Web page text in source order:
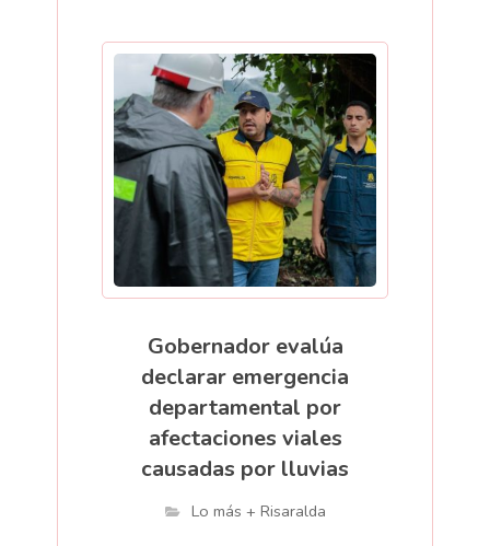
Gobernador evalúa
declarar emergencia
departamental por
afectaciones viales
causadas por lluvias
Lo más + Risaralda